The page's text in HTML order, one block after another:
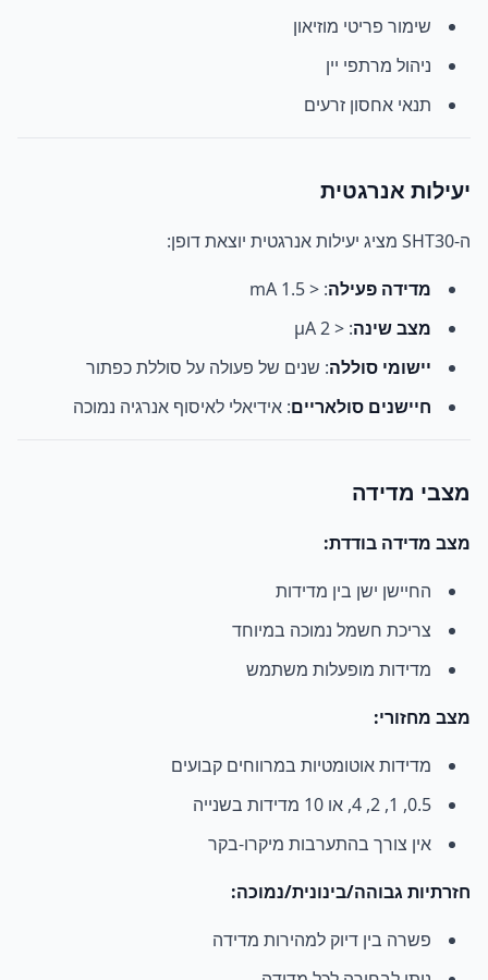
שימור פריטי מוזיאון
ניהול מרתפי יין
תנאי אחסון זרעים
יעילות אנרגטית
ה-SHT30 מציג יעילות אנרגטית יוצאת דופן:
מדידה פעילה: < 1.5 mA
מצב שינה: < 2 µA
יישומי סוללה: שנים של פעולה על סוללת כפתור
חיישנים סולאריים: אידיאלי לאיסוף אנרגיה נמוכה
מצבי מדידה
מצב מדידה בודדת:
החיישן ישן בין מדידות
צריכת חשמל נמוכה במיוחד
מדידות מופעלות משתמש
מצב מחזורי:
מדידות אוטומטיות במרווחים קבועים
0.5, 1, 2, 4, או 10 מדידות בשנייה
אין צורך בהתערבות מיקרו-בקר
חזרתיות גבוהה/בינונית/נמוכה:
פשרה בין דיוק למהירות מדידה